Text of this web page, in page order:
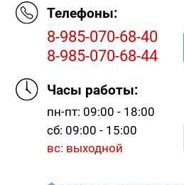
Телефоны:
8-985-070-68-40
8-985-070-68-44
Часы работы:
пн-пт: 09:00 - 18:00
сб: 09:00 - 15:00
вс: выходной